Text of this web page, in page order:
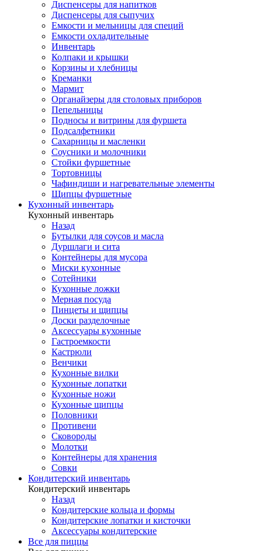
Диспенсеры для напитков
Диспенсеры для сыпучих
Емкости и мельницы для специй
Емкости охладительные
Инвентарь
Колпаки и крышки
Корзины и хлебницы
Креманки
Мармит
Органайзеры для столовых приборов
Пепельницы
Подносы и витрины для фуршета
Подсалфетники
Сахарницы и масленки
Соусники и молочники
Стойки фуршетные
Тортовницы
Чафиндиши и нагревательные элементы
Щипцы фуршетные
Кухонный инвентарь
Кухонный инвентарь
Назад
Бутылки для соусов и масла
Дуршлаги и сита
Контейнеры для мусора
Миски кухонные
Сотейники
Кухонные ложки
Мерная посуда
Пинцеты и щипцы
Доски разделочные
Аксессуары кухонные
Гастроемкости
Кастрюли
Венчики
Кухонные вилки
Кухонные лопатки
Кухонные ножи
Кухонные щипцы
Половники
Противени
Сковороды
Молотки
Контейнеры для хранения
Совки
Кондитерский инвентарь
Кондитерский инвентарь
Назад
Кондитерские кольца и формы
Кондитерские лопатки и кисточки
Аксессуары кондитерские
Все для пиццы